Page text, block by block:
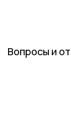
Вопросы и